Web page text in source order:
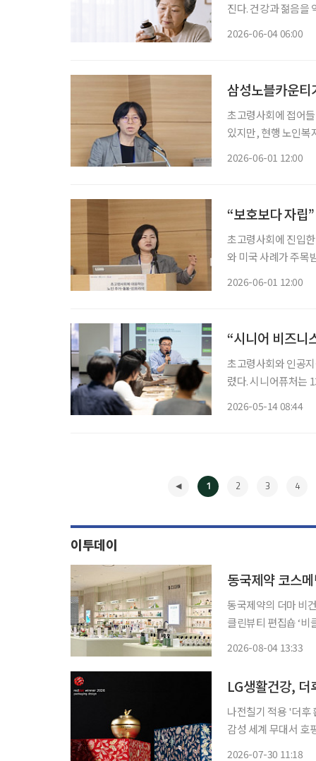
진다. 건강과 젊음을
2026-06-04 06:00
삼성노블카운
초고령사회에 접어
있지만, 현행 노인복
2026-06-01 12:00
“보호보다 자립
초고령사회에 진입
와 미국 사례가 주목
2026-06-01 12:00
“시니어 비즈니
초고령사회와 인공
렸다. 시니어퓨처는
2026-05-14 08:44
1 2 3 4
이투데이
동국제약의 더마 비
클린뷰티 편집숍 ‘비클린
2026-08-04 13:33
LG생활건강,
나전칠기 적용 '더
감성 세계 무대서 호평 LG생활건강은 세계 3대 디자인상인 '레드닷 디자인 어워드
2026-07-30 11:18